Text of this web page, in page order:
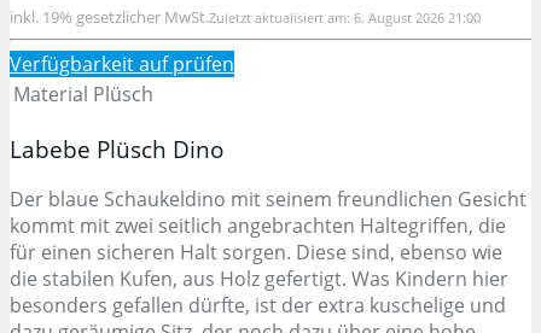
inkl. 19% gesetzlicher MwSt.Zuletzt aktualisiert am: 6. August 2026 21:00
Verfügbarkeit aufprüfen
Material Plüsch
Labebe Plüsch Dino
Der blaue Schaukeldino mit seinem freundlichen Gesicht
kommt mit zwei seitlich angebrachten Haltegriffen, die
für einen sicheren Halt sorgen. Diese sind, ebenso wie
die stabilen Kufen, aus Holz gefertigt. Was Kindern hier
besonders gefallen dürfte, ist der extra kuschelige und